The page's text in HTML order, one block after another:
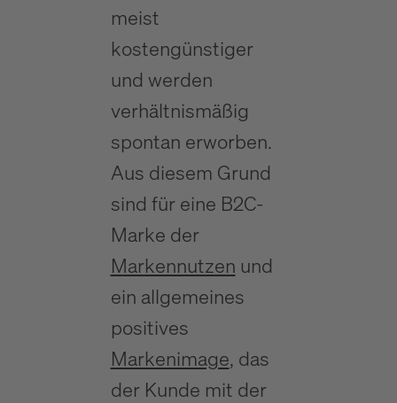
meist
kostengünstiger
und werden
verhältnismäßig
spontan erworben.
Aus diesem Grund
sind für eine B2C-
Marke der
Markennutzen und
ein allgemeines
positives
Markenimage, das
der Kunde mit der